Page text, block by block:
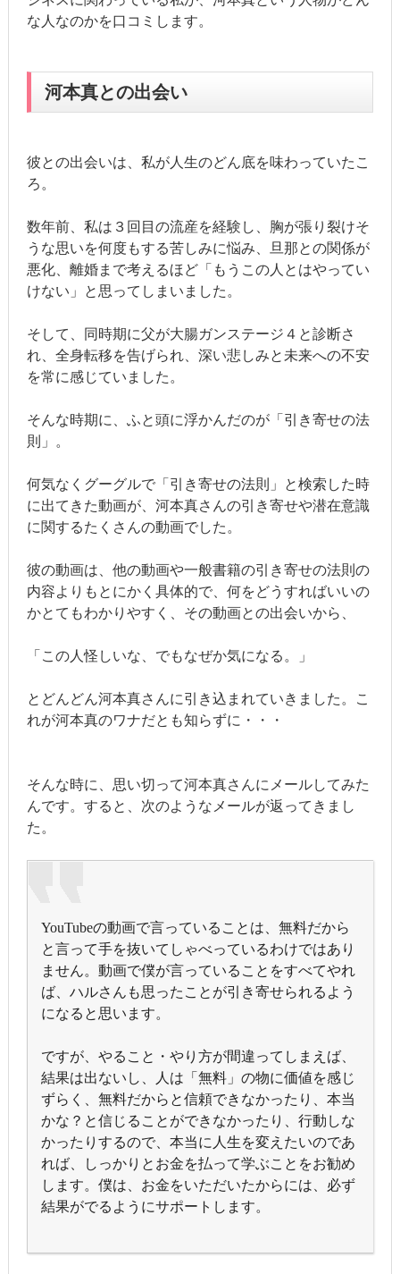
な人なのかを口コミします。
河本真との出会い
彼との出会いは、私が人生のどん底を味わっていたこ
ろ。
数年前、私は３回目の流産を経験し、胸が張り裂けそ
うな思いを何度もする苦しみに悩み、旦那との関係が
悪化、離婚まで考えるほど「もうこの人とはやってい
けない」と思ってしまいました。
そして、同時期に父が大腸ガンステージ４と診断さ
れ、全身転移を告げられ、深い悲しみと未来への不安
を常に感じていました。
そんな時期に、ふと頭に浮かんだのが「引き寄せの法
則」。
何気なくグーグルで「引き寄せの法則」と検索した時
に出てきた動画が、河本真さんの引き寄せや潜在意識
に関するたくさんの動画でした。
彼の動画は、他の動画や一般書籍の引き寄せの法則の
内容よりもとにかく具体的で、何をどうすればいいの
かとてもわかりやすく、その動画との出会いから、
「この人怪しいな、でもなぜか気になる。」
とどんどん河本真さんに引き込まれていきました。こ
れが河本真のワナだとも知らずに・・・
そんな時に、思い切って河本真さんにメールしてみた
んです。すると、次のようなメールが返ってきまし
た。
YouTubeの動画で言っていることは、無料だから
と言って手を抜いてしゃべっているわけではあり
ません。動画で僕が言っていることをすべてやれ
ば、ハルさんも思ったことが引き寄せられるよう
になると思います。
ですが、やること・やり方が間違ってしまえば、
結果は出ないし、人は「無料」の物に価値を感じ
ずらく、無料だからと信頼できなかったり、本当
かな？と信じることができなかったり、行動しな
かったりするので、本当に人生を変えたいのであ
れば、しっかりとお金を払って学ぶことをお勧め
します。僕は、お金をいただいたからには、必ず
結果がでるようにサポートします。